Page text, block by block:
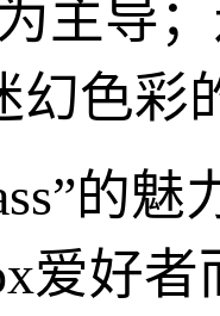
主导
幻色彩
的
爱好